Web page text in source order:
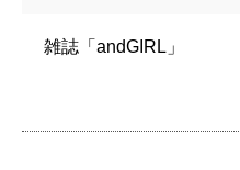
雑誌「andGIRL」